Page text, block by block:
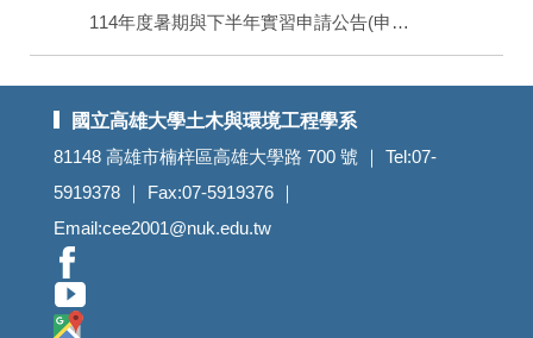
114年度暑期與下半年實習申請公告(申請延長至114/5/7止)
國立高雄大學土木與環境工程學系
81148 高雄市楠梓區高雄大學路 700 號 ｜ Tel:07-
5919378 ｜ Fax:07-5919376 ｜
Email:cee2001@nuk.edu.tw